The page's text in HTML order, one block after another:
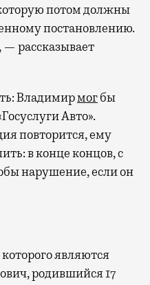
потом должны
постановлению.
— рассказывает
Владимирмогбы
Авто».
повторится, ему
в конце концов, с
нарушение, если он
являются
родившийся 17